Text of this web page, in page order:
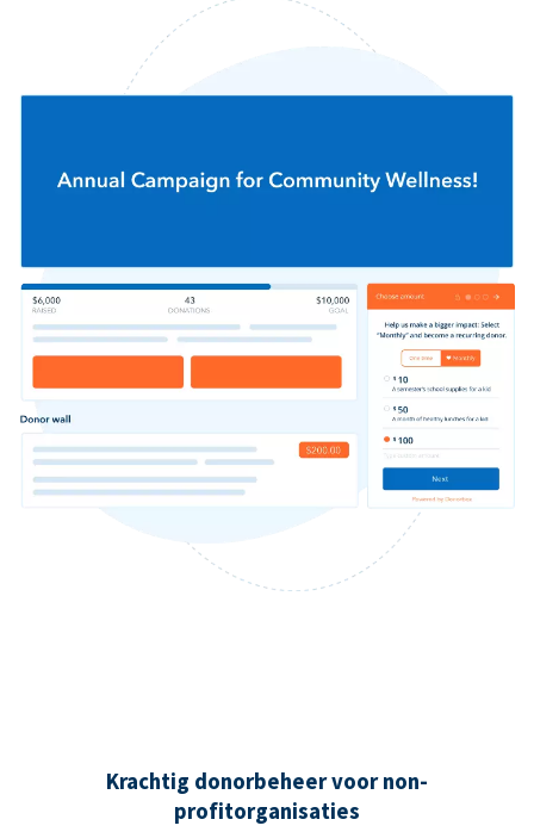
Krachtig donorbeheer voor non-
profitorganisaties